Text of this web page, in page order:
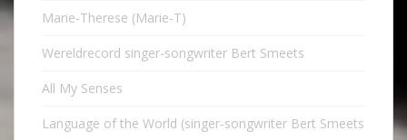
Marie-Therese (Marie-T)
Wereldrecord singer-songwriter Bert Smeets
All My Senses
Language of the World (singer-songwriter Bert Smeets